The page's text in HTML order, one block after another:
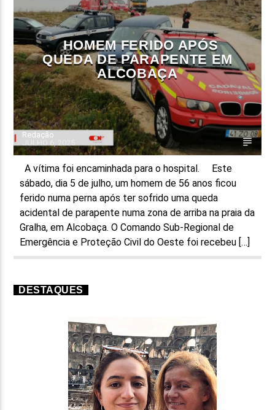
HOMEM FERIDO APÓS
QUEDA DE PARAPENTE EM
ALCOBAÇA
Redação
A vítima foi encaminhada para o hospital. Este
sábado, dia 5 de julho, um homem de 56 anos ficou
ferido numa perna após ter sofrido uma queda
acidental de parapente numa zona de arriba na praia da
Gralha, em Alcobaça. O Comando Sub-Regional de
Emergência e Proteção Civil do Oeste foi recebeu […]
DESTAQUES